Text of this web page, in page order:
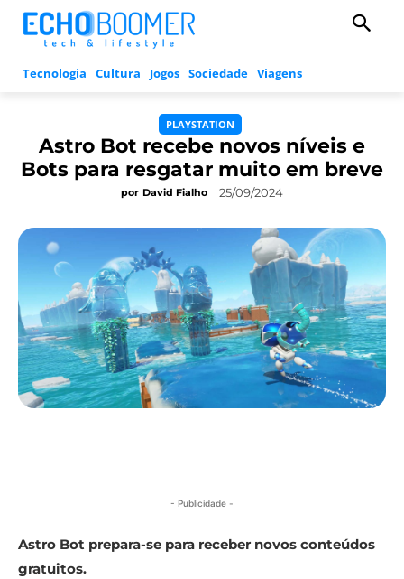
Tecnologia Cultura Jogos Sociedade Viagens
PLAYSTATION
Astro Bot recebe novos níveis e
Bots para resgatar muito em breve
por David Fialho 25/09/2024
- Publicidade -
Astro Bot prepara-se para receber novos conteúdos
gratuitos.